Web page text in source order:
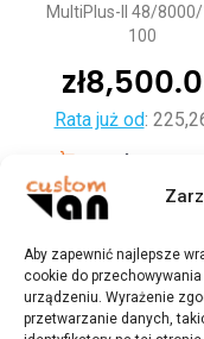
Aby zapewnić najlepsze
cookie do
urządzeniu. Wyrażenie
przetwarzanie danych,
MultiPlus-II 48/
100
zł
Rata już od: